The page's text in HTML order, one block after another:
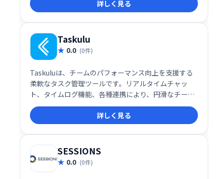
フェースで、スムーズな連携と効率的な業務遂行を実
現します。
詳しく見る
Taskulu
0.0 (0件)
Taskuluは、チームのパフォーマンス向上を支援する
柔軟なタスク管理ツールです。リアルタイムチャッ
ト、タイムログ機能、各種連携により、円滑なチーム
ワークと生産性向上を実現します。タスク管理を効率
化し、成果最大化を目指せる、頼れるビジネスパート
ナーです。
詳しく見る
SESSIONS
0.0 (0件)